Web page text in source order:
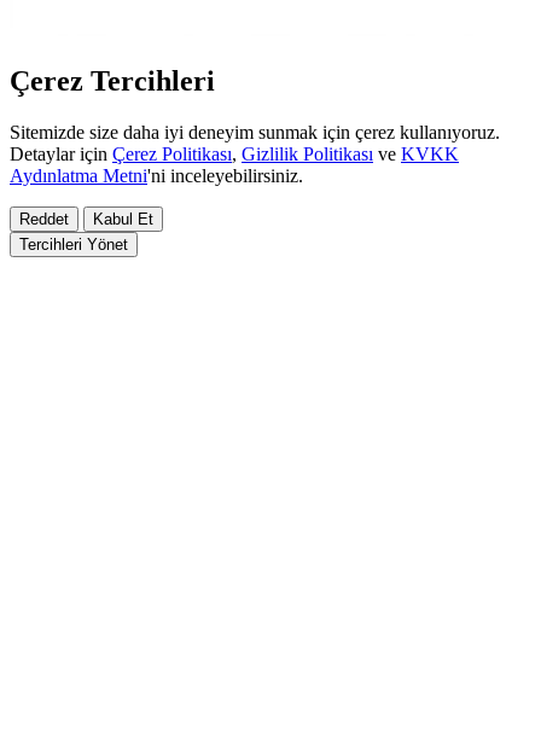
Çerez Tercihleri
Sitemizde size daha iyi deneyim sunmak için çerez kullanıyoruz.
Detaylar için Çerez Politikası, Gizlilik Politikası ve KVKK
Aydınlatma Metni'ni inceleyebilirsiniz.
Reddet
Kabul Et
Tercihleri Yönet